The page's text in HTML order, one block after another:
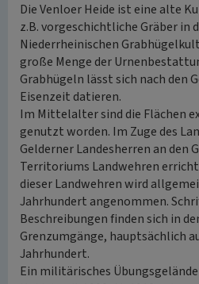
Die Venloer Heide ist eine alte
z.B. vorgeschichtliche Gräber in
Niederrheinischen
große Menge der
Grabhügeln lässt sich nach den
Eisenzeit datieren.
Im Mittelalter sind die Flächen
genutzt worden. Im Zuge des
Gelderner Landesherren an den
Territoriums Landwehren
dieser Landwehren wird
Jahrhundert angenommen.
Beschreibungen finden sich in
Grenzumgänge, hauptsächlich
Jahrhundert.
Ein militärisches